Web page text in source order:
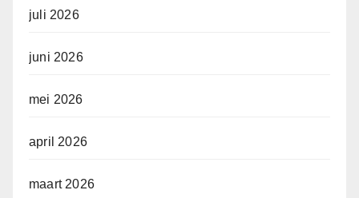
juli 2026
juni 2026
mei 2026
april 2026
maart 2026